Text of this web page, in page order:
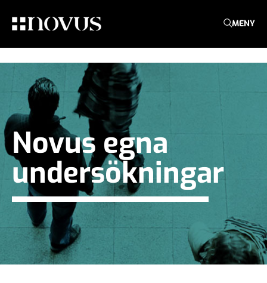
MENY
Novus egna
undersökningar